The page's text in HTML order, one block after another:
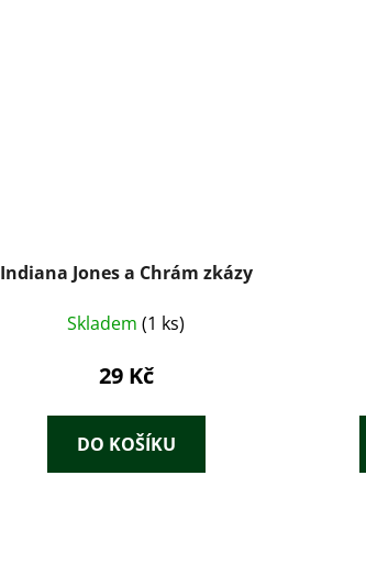
Indiana Jones a Chrám zkázy
Skladem(1 ks)
29 Kč
DO KOŠÍKU